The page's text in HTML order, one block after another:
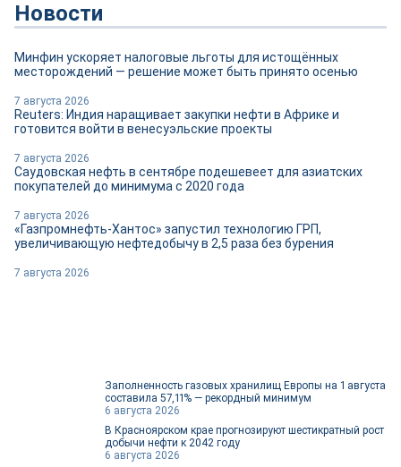
Новости
Минфин ускоряет налоговые льготы для истощённых
месторождений — решение может быть принято осенью
7 августа 2026
Reuters: Индия наращивает закупки нефти в Африке и
готовится войти в венесуэльские проекты
7 августа 2026
Саудовская нефть в сентябре подешевеет для азиатских
покупателей до минимума с 2020 года
7 августа 2026
«Газпромнефть-Хантос» запустил технологию ГРП,
увеличивающую нефтедобычу в 2,5 раза без бурения
7 августа 2026
Заполненность газовых хранилищ Европы на 1 августа
составила 57,11% — рекордный минимум
6 августа 2026
В Красноярском крае прогнозируют шестикратный рост
добычи нефти к 2042 году
6 августа 2026